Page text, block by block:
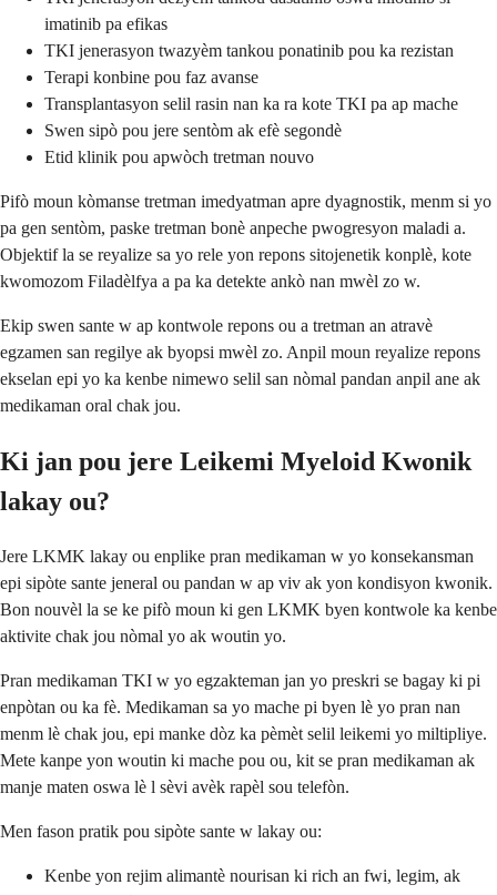
imatinib pa efikas
TKI jenerasyon twazyèm tankou ponatinib pou ka rezistan
Terapi konbine pou faz avanse
Transplantasyon selil rasin nan ka ra kote TKI pa ap mache
Swen sipò pou jere sentòm ak efè segondè
Etid klinik pou apwòch tretman nouvo
Pifò moun kòmanse tretman imedyatman apre dyagnostik, menm si yo
pa gen sentòm, paske tretman bonè anpeche pwogresyon maladi a.
Objektif la se reyalize sa yo rele yon repons sitojenetik konplè, kote
kwomozom Filadèlfya a pa ka detekte ankò nan mwèl zo w.
Ekip swen sante w ap kontwole repons ou a tretman an atravè
egzamen san regilye ak byopsi mwèl zo. Anpil moun reyalize repons
ekselan epi yo ka kenbe nimewo selil san nòmal pandan anpil ane ak
medikaman oral chak jou.
Ki jan pou jere Leikemi Myeloid Kwonik
lakay ou?
Jere LKMK lakay ou enplike pran medikaman w yo konsekansman
epi sipòte sante jeneral ou pandan w ap viv ak yon kondisyon kwonik.
Bon nouvèl la se ke pifò moun ki gen LKMK byen kontwole ka kenbe
aktivite chak jou nòmal yo ak woutin yo.
Pran medikaman TKI w yo egzakteman jan yo preskri se bagay ki pi
enpòtan ou ka fè. Medikaman sa yo mache pi byen lè yo pran nan
menm lè chak jou, epi manke dòz ka pèmèt selil leikemi yo miltipliye.
Mete kanpe yon woutin ki mache pou ou, kit se pran medikaman ak
manje maten oswa lè l sèvi avèk rapèl sou telefòn.
Men fason pratik pou sipòte sante w lakay ou:
Kenbe yon rejim alimantè nourisan ki rich an fwi, legim, ak